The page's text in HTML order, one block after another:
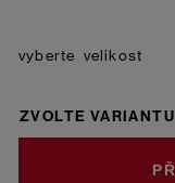
velikost
ZVOLTE VARIANTU